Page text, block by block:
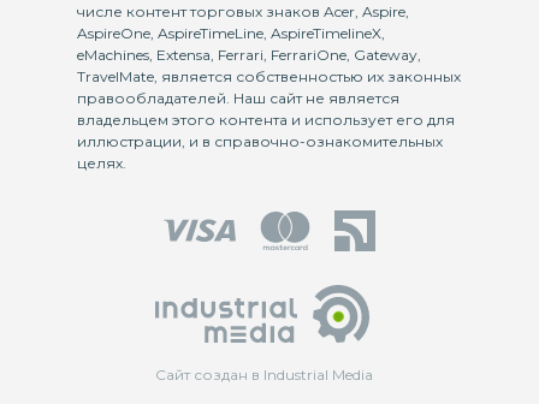
числе контент торговых знаков Acer, Aspire,
AspireOne, AspireTimeLine, AspireTimelineX,
eMachines, Extensa, Ferrari, FerrariOne, Gateway,
TravelMate, является собственностью их законных
правообладателей. Наш сайт не является
владельцем этого контента и использует его для
иллюстрации, и в справочно-ознакомительных
целях.
Сайт создан в Industrial Media